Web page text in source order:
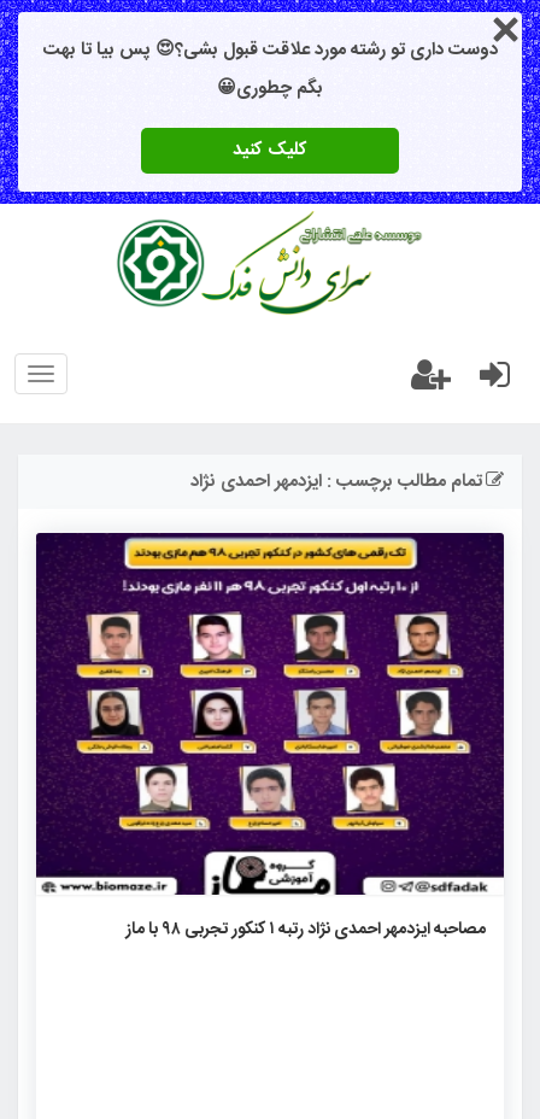
دوست داری تو رشته مورد علاقت قبول بشی؟😍 پس بیا تا بهت
بگم چطوری😀
کلیک کنید
تمام مطالب برچسب : ایزدمهر احمدی نژاد
مصاحبه ایزدمهر احمدی نژاد رتبه ۱ کنکور تجربی ۹۸ با ماز